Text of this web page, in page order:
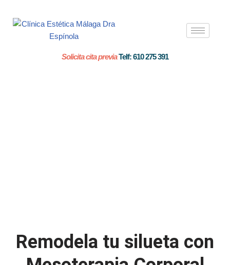
Saltar
Solicita cita previaTelf: 610 275 391
Remodela tu silueta con